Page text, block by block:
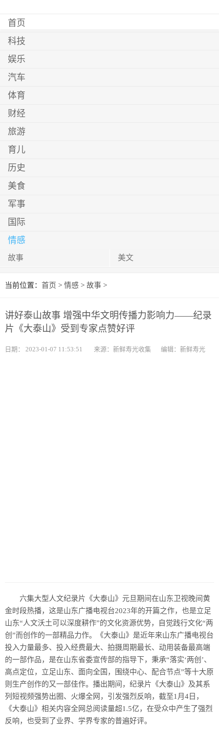
首页
科技
娱乐
汽车
体育
财经
旅游
育儿
历史
美食
军事
国际
情感
故事 美文
当前位置： 首页 > 情感 > 故事 >
讲好泰山故事 增强中华文明传播力影响力——纪录
片《大泰山》受到专家点赞好评
日期： 2023-01-07 11:53:51 来源：新鲜寿光收集 编辑：新鲜寿光
六集大型人文纪录片《大泰山》元旦期间在山东卫视晚间黄
金时段热播，这是山东广播电视台2023年的开篇之作，也是立足
山东“人文沃土可以深度耕作”的文化资源优势，自觉践行文化“两
创”而创作的一部精品力作。《大泰山》是近年来山东广播电视台
投入力量最多、投入经费最大、拍摄周期最长、动用装备最高端
的一部作品，是在山东省委宣传部的指导下，秉承“落实‘两创’、
高点定位，立足山东、面向全国，围绕中心、配合节点”等十大原
则生产创作的又一部佳作。播出期间，纪录片《大泰山》及其系
列短视频强势出圈、火爆全网，引发强烈反响，截至1月4日，
《大泰山》相关内容全网总阅读量超1.5亿，在受众中产生了强烈
反响，也受到了业界、学界专家的普遍好评。